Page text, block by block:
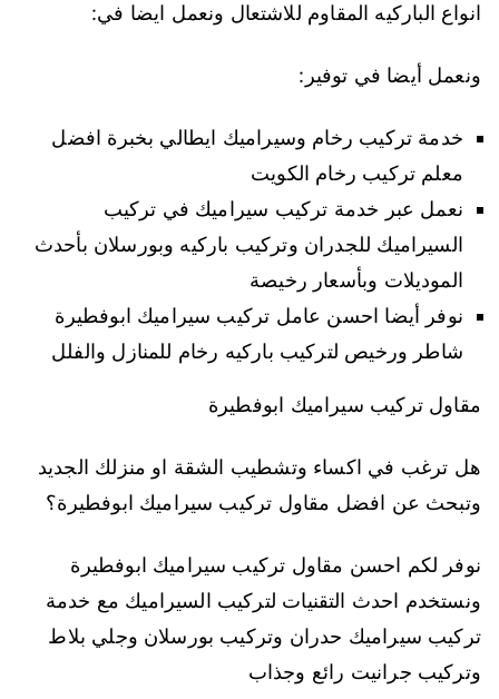
انواع الباركيه المقاوم للاشتعال ونعمل ايضا في:
ونعمل أيضا في توفير:
خدمة تركيب رخام وسيراميك ايطالي بخبرة افضل
معلم تركيب رخام الكويت
نعمل عبر خدمة تركيب سيراميك في تركيب
السيراميك للجدران وتركيب باركيه وبورسلان بأحدث
الموديلات وبأسعار رخيصة
نوفر أيضا احسن عامل تركيب سيراميك ابوفطيرة
شاطر ورخيص لتركيب باركيه رخام للمنازل والفلل
مقاول تركيب سيراميك ابوفطيرة
هل ترغب في اكساء وتشطيب الشقة او منزلك الجديد
وتبحث عن افضل مقاول تركيب سيراميك ابوفطيرة؟
نوفر لكم احسن مقاول تركيب سيراميك ابوفطيرة
ونستخدم احدث التقنيات لتركيب السيراميك مع خدمة
تركيب سيراميك حدران وتركيب بورسلان وجلي بلاط
وتركيب جرانيت رائع وجذاب